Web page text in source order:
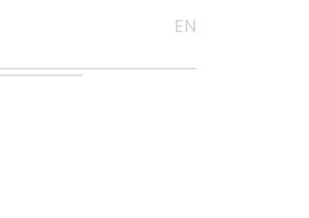
EN